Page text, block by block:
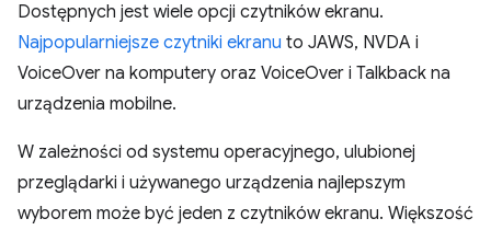
Dostępnych jest wiele opcji czytników ekranu.
Najpopularniejsze czytniki ekranu to JAWS, NVDA i
VoiceOver na komputery oraz VoiceOver i Talkback na
urządzenia mobilne.
W zależności od systemu operacyjnego, ulubionej
przeglądarki i używanego urządzenia najlepszym
wyborem może być jeden z czytników ekranu. Większość